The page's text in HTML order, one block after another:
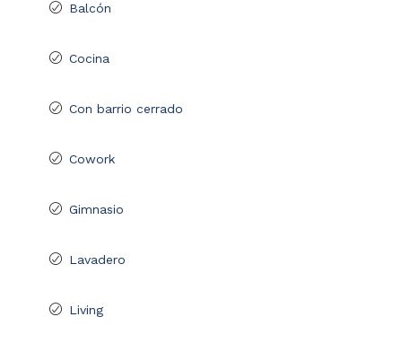
Balcón
Cocina
Con barrio cerrado
Cowork
Gimnasio
Lavadero
Living